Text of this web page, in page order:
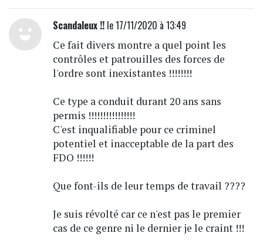
Scandaleux !!le 17/11/2020 à 13:49
Ce fait divers montre a quel point les
contrôles et patrouilles des forces de
l'ordre sont inexistantes !!!!!!!!
Ce type a conduit durant 20 ans sans
permis !!!!!!!!!!!!!!!!
C'est inqualifiable pour ce criminel
potentiel et inacceptable de la part des
FDO !!!!!!
Que font-ils de leur temps de travail ????
Je suis révolté car ce n'est pas le premier
cas de ce genre ni le dernier je le craint !!!